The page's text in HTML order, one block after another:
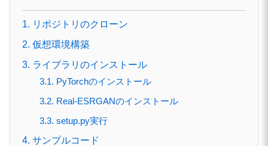
1. リポジトリのクローン
2. 仮想環境構築
3. ライブラリのインストール
3.1. PyTorchのインストール
3.2. Real-ESRGANのインストール
3.3. setup.py実行
4. サンプルコード